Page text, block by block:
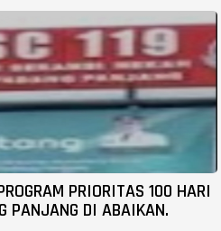
PRIORITAS 100 HARI
PANJANG DI ABAIKAN.